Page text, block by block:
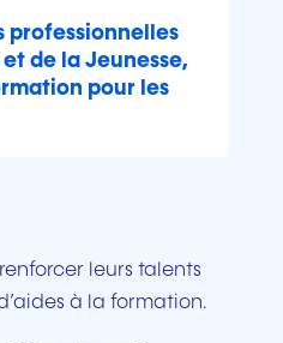
professionnelles
de la Jeunesse,
pour les
leurs talents
à la formation.